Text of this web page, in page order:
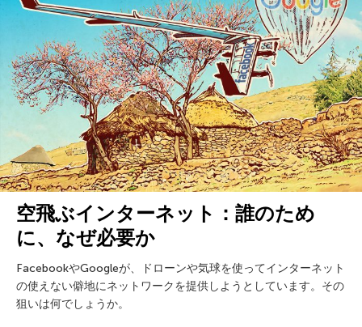
空飛ぶインターネット：誰のため
に、なぜ必要か
FacebookやGoogleが、ドローンや気球を使ってインターネット
の使えない僻地にネットワークを提供しようとしています。その
狙いは何でしょうか。